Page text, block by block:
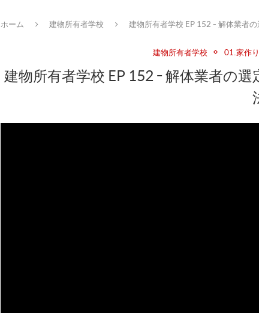
ホーム 建物所有者学校 建物所有者学校 EP 152 - 解体業者
建物所有者学校 01.家作
建物所有者学校 EP 152 - 解体業者の